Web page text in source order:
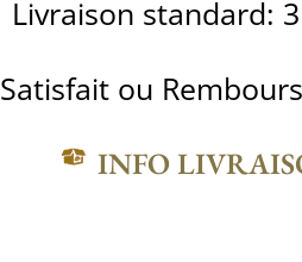
Livraison standard:
Satisfait ou
INFO